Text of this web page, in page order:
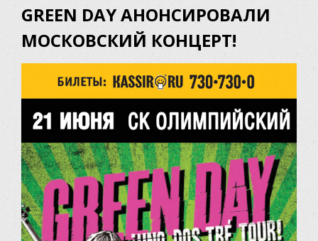
GREEN DAY АНОНСИРОВАЛИ
МОСКОВСКИЙ КОНЦЕРТ!